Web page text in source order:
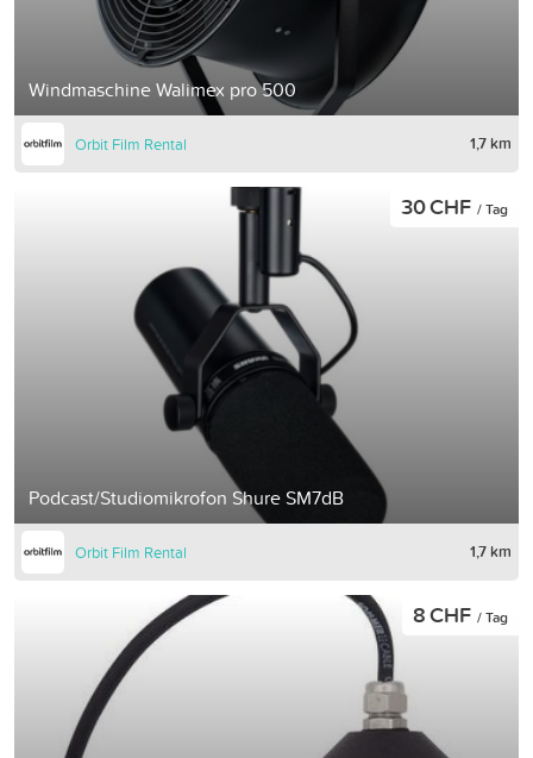
Windmaschine Walimex pro 500
Orbit Film Rental 1,7 km
Podcast/Studiomikrofon Shure SM7dB
30 CHF / Tag
Orbit Film Rental 1,7 km
8 CHF / Tag